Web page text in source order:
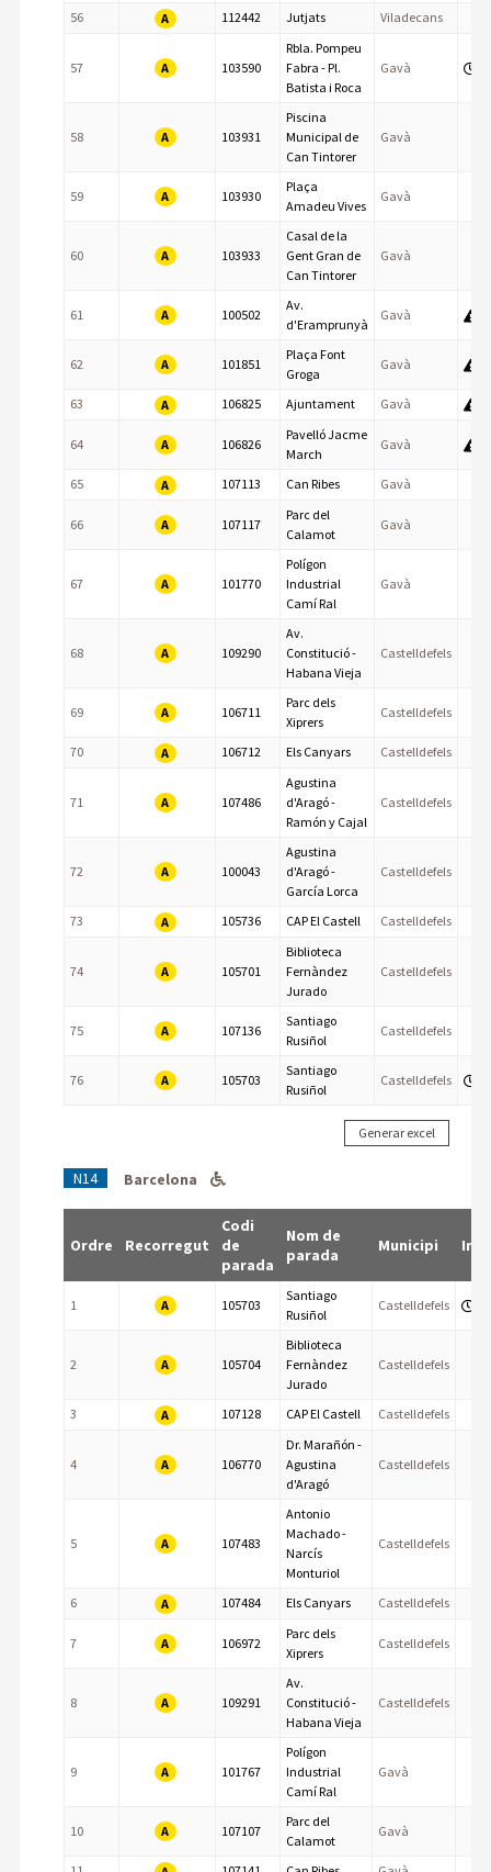
56 A 112442 Jutjats Viladecans
57 A 103590
Rbla. Pompeu
Fabra - Pl.
Batista i Roca
Gavà
58 A 103931
Piscina
Municipal de
Can Tintorer
Gavà
59 A 103930
Plaça
Amadeu Vives
Gavà
60 A 103933
Casal de la
Gent Gran de
Can Tintorer
Gavà
61 A 100502
Av.
d'Eramprunyà
Gavà
62 A 101851
Plaça Font
Groga
Gavà
63 A 106825 Ajuntament Gavà
64 A 106826
Pavelló Jacme
March
Gavà
65 A 107113 Can Ribes Gavà
66 A 107117
Parc del
Calamot
Gavà
67 A 101770
Polígon
Industrial
Camí Ral
Gavà
68 A 109290
Av.
Constitució -
Habana Vieja
Castelldefels
69 A 106711
Parc dels
Xiprers
Castelldefels
70 A 106712 Els Canyars Castelldefels
71 A 107486
Agustina
d'Aragó -
Ramón y Cajal
Castelldefels
72 A 100043
Agustina
d'Aragó -
García Lorca
Castelldefels
73 A 105736 CAP El Castell Castelldefels
74 A 105701
Biblioteca
Fernàndez
Jurado
Castelldefels
75 A 107136
Santiago
Rusiñol
Castelldefels
76 A 105703
Santiago
Rusiñol
Castelldefels
N14 Barcelona
Ordre Recorregut
Codi
de
parada
Nom de
parada
Municipi Info
1 A 105703
Santiago
Rusiñol
Castelldefels
2 A 105704
Biblioteca
Fernàndez
Jurado
Castelldefels
3 A 107128 CAP El Castell Castelldefels
4 A 106770
Dr. Marañón -
Agustina
d'Aragó
Castelldefels
5 A 107483
Antonio
Machado -
Narcís
Monturiol
Castelldefels
6 A 107484 Els Canyars Castelldefels
7 A 106972
Parc dels
Xiprers
Castelldefels
8 A 109291
Av.
Constitució -
Habana Vieja
Castelldefels
9 A 101767
Polígon
Industrial
Camí Ral
Gavà
10 A 107107
Parc del
Calamot
Gavà